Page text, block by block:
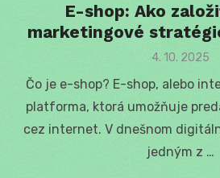
E-shop: Ako
marketingové
Posted
4. 10. 2025
Čo je e-shop? E-shop, alebo
platforma, ktorá umožňuje
cez internet. V dnešnom
jedným z …